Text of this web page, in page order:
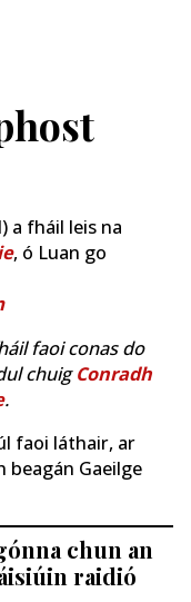
a fháil leis na
, ó Luan go
faoi conas do
chuigConradh
.
faoi láthair, ar
beagán Gaeilge
chun an
raidió